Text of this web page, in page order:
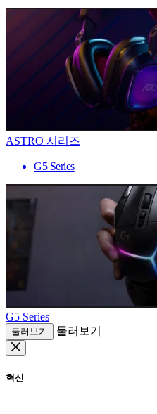
ASTRO 시리즈
G5 Series
G5 Series
둘러보기 둘러보기
혁신